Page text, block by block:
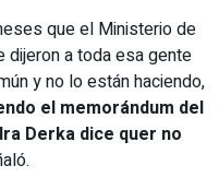
que el Ministerio de
dijeron a toda esa gente
y no lo están haciendo,
el memorándum del
Derka dice quer no